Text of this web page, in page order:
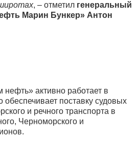
, – отметил генеральный
Марин Бункер» Антон
активно работает в
обеспечивает поставку судовых
и речного транспорта в
Черноморского и